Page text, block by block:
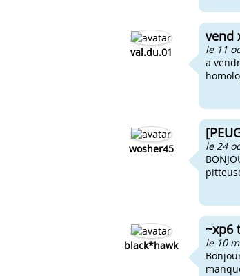
val.du.01
vend
le 11
a
wosher45
le 24
black*hawk
~xp6
le 10